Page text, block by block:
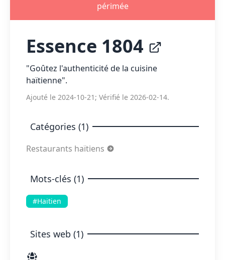
périmée
Essence 1804
"Goûtez l'authenticité de la cuisine
haïtienne".
Ajouté le 2024-10-21; Vérifié le 2026-02-14.
Catégories (1)
Restaurants haïtiens
Mots-clés (1)
#Haitien
Sites web (1)